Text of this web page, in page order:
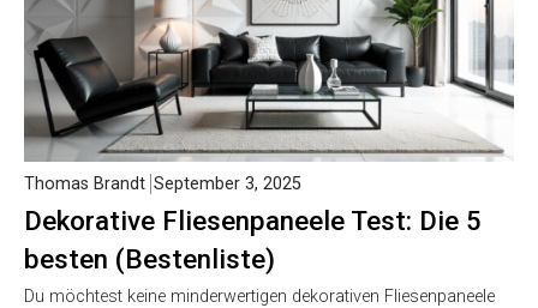
Dekorative Fliesenpaneele Test: Die 5
besten (Bestenliste)
Thomas Brandt September 3, 2025
Du möchtest keine minderwertigen dekorativen Fliesenpaneele